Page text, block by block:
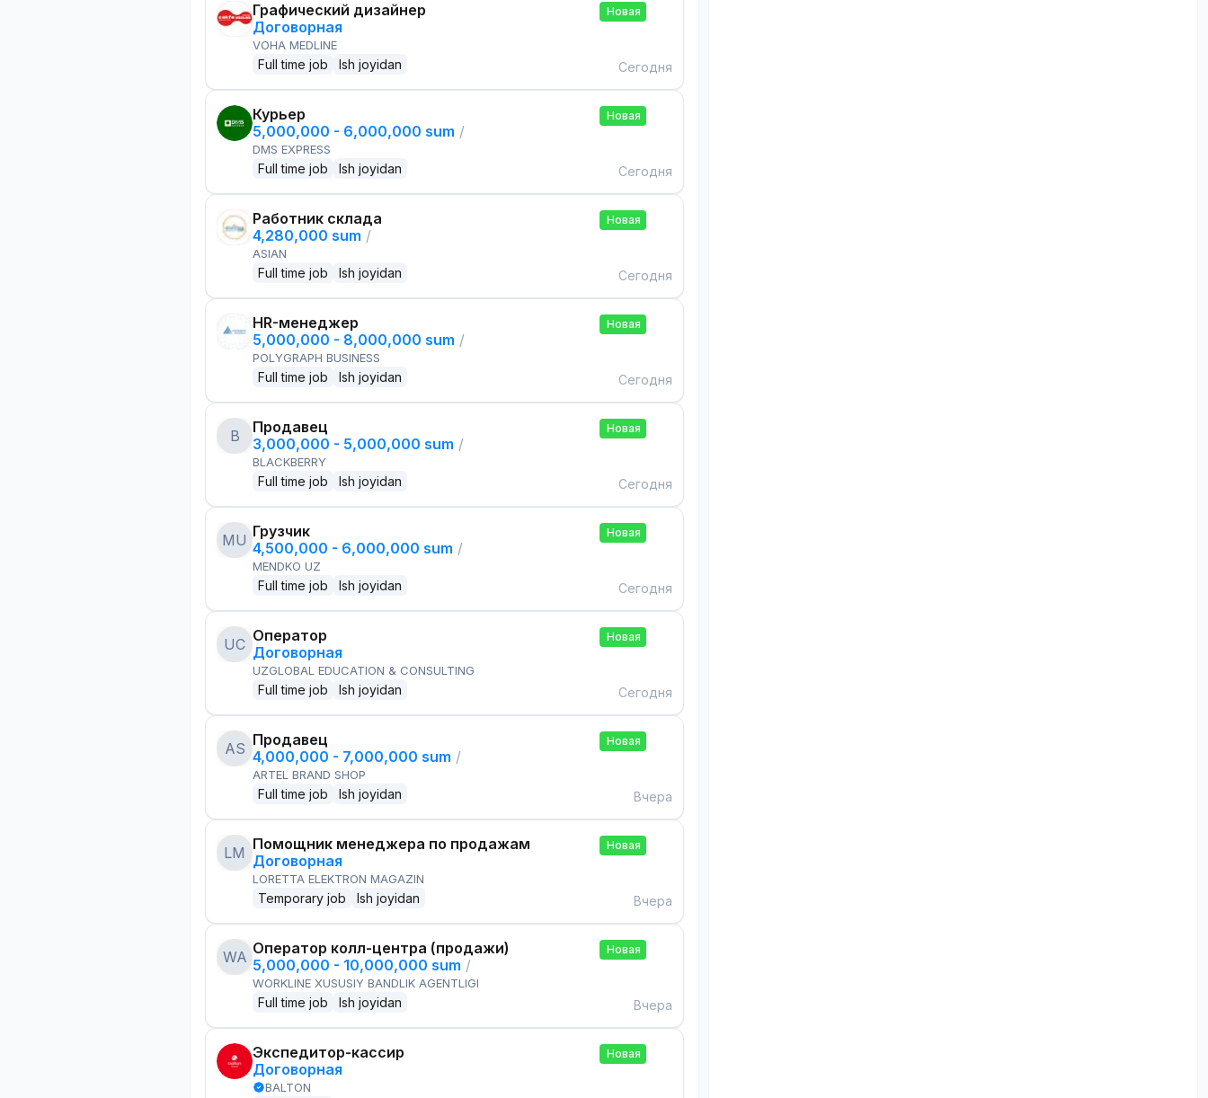
Графический дизайнер
Договорная
VOHA MEDLINE
Full time job Ish joyidan
Новая
Сегодня
Курьер
5,000,000 - 6,000,000 sum /
DMS EXPRESS
Full time job Ish joyidan
Новая
Сегодня
Работник склада
4,280,000 sum /
ASIAN
Full time job Ish joyidan
Новая
Сегодня
HR-менеджер
5,000,000 - 8,000,000 sum /
POLYGRAPH BUSINESS
Full time job Ish joyidan
Новая
Сегодня
B
Продавец
3,000,000 - 5,000,000 sum /
BLACKBERRY
Full time job Ish joyidan
Новая
Сегодня
MU Грузчик
4,500,000 - 6,000,000 sum /
MENDKO UZ
Full time job Ish joyidan
Новая
Сегодня
UC Оператор
Договорная
UZGLOBAL EDUCATION & CONSULTING
Full time job Ish joyidan
Новая
Сегодня
AS Продавец
4,000,000 - 7,000,000 sum /
ARTEL BRAND SHOP
Full time job Ish joyidan
Новая
Вчера
LM Помощник менеджера по продажам
Договорная
LORETTA ELEKTRON MAGAZIN
Temporary job Ish joyidan
Новая
Вчера
WA Оператор колл-центра (продажи)
5,000,000 - 10,000,000 sum /
WORKLINE XUSUSIY BANDLIK AGENTLIGI
Full time job Ish joyidan
Новая
Вчера
Экспедитор-кассир
Договорная
BALTON
Новая